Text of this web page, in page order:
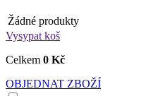
Žádné produkty
Vysypat koš
Celkem 0 Kč
OBJEDNAT ZBOŽÍ